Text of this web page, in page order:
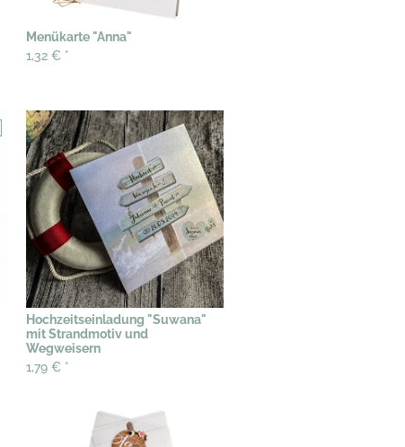
Menükarte "Anna"
1,32 € *
Hochzeitseinladung "Suwana"
mit Strandmotiv und
Wegweisern
1,79 € *